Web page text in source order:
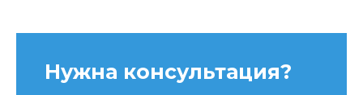
Нужна консультация?